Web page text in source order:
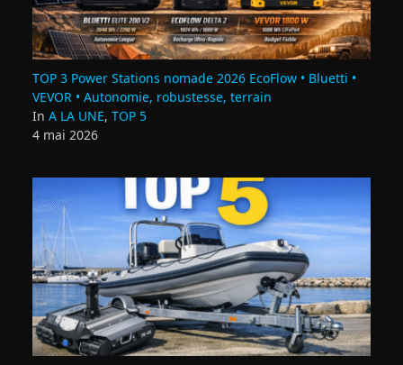
TOP 3 Power Stations nomade 2026 EcoFlow • Bluetti •
VEVOR • Autonomie, robustesse, terrain
In A LA UNE, TOP 5
4 mai 2026